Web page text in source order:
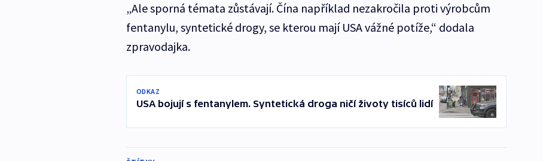
„Ale sporná témata zůstávají. Čína například nezakročila proti výrobcům
fentanylu, syntetické drogy, se kterou mají USA vážné potíže,“ dodala
zpravodajka.
ODKAZ
USA bojují s fentanylem. Syntetická droga ničí životy tisíců lidí